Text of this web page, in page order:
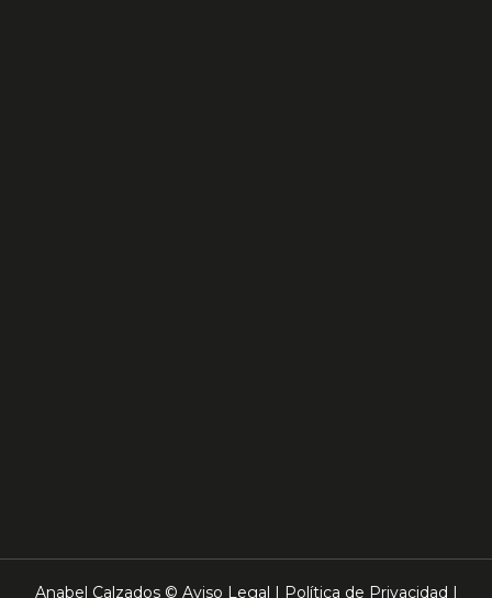
Anabel Calzados © Aviso Legal Política de Privacidad